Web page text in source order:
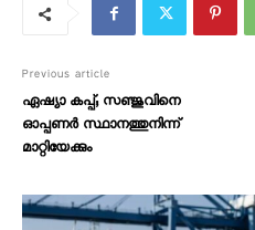
Previous article
ഏഷ്യാ കപ്പ്; സഞ്ജുവിനെ
ഓപ്പണർ സ്ഥാനത്തുനിന്ന്
മാറ്റിയേക്കും